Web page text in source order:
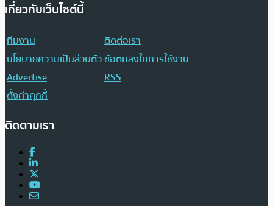
เกี่ยวกับเว็บไซต์นี้
ทีมงาน
ติดต่อเรา
นโยบายความเป็นส่วนตัวข้อตกลงในการใช้งาน
Advertise
RSS
ตั้งค่าคุกกี้
ติดตามเรา